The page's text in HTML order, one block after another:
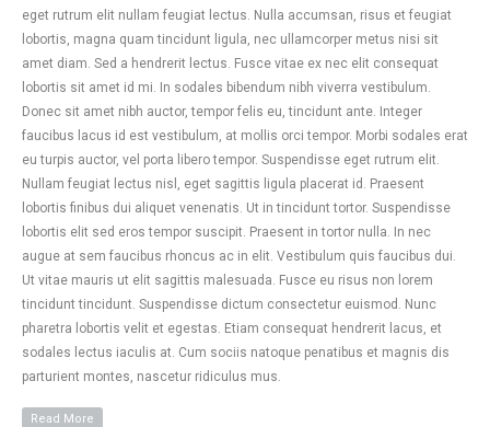
eget rutrum elit nullam feugiat lectus. Nulla accumsan, risus et feugiat
lobortis, magna quam tincidunt ligula, nec ullamcorper metus nisi sit
amet diam. Sed a hendrerit lectus. Fusce vitae ex nec elit consequat
lobortis sit amet id mi. In sodales bibendum nibh viverra vestibulum.
Donec sit amet nibh auctor, tempor felis eu, tincidunt ante. Integer
faucibus lacus id est vestibulum, at mollis orci tempor. Morbi sodales erat
eu turpis auctor, vel porta libero tempor. Suspendisse eget rutrum elit.
Nullam feugiat lectus nisl, eget sagittis ligula placerat id. Praesent
lobortis finibus dui aliquet venenatis. Ut in tincidunt tortor. Suspendisse
lobortis elit sed eros tempor suscipit. Praesent in tortor nulla. In nec
augue at sem faucibus rhoncus ac in elit. Vestibulum quis faucibus dui.
Ut vitae mauris ut elit sagittis malesuada. Fusce eu risus non lorem
tincidunt tincidunt. Suspendisse dictum consectetur euismod. Nunc
pharetra lobortis velit et egestas. Etiam consequat hendrerit lacus, et
sodales lectus iaculis at. Cum sociis natoque penatibus et magnis dis
parturient montes, nascetur ridiculus mus.
Read More